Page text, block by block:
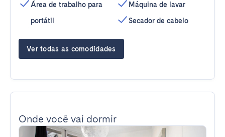
Área de trabalho para
portátil
Máquina de lavar
Secador de cabelo
Ver todas as comodidades
Onde você vai dormir